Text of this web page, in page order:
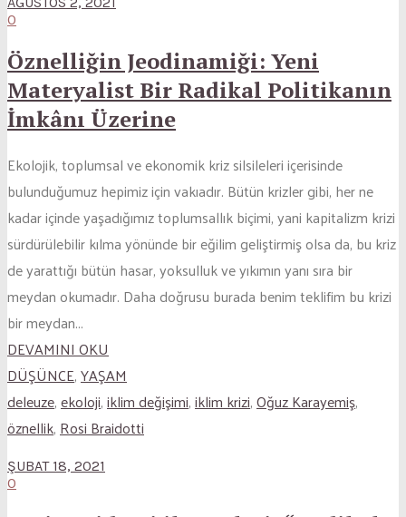
0
Öznelliğin Jeodinamiği: Yeni
Materyalist Bir Radikal Politikanın
İmkânı Üzerine
Ekolojik, toplumsal ve ekonomik kriz silsileleri içerisinde
bulunduğumuz hepimiz için vakıadır. Bütün krizler gibi, her ne
kadar içinde yaşadığımız toplumsallık biçimi, yani kapitalizm krizi
sürdürülebilir kılma yönünde bir eğilim geliştirmiş olsa da, bu kriz
de yarattığı bütün hasar, yoksulluk ve yıkımın yanı sıra bir
meydan okumadır. Daha doğrusu burada benim teklifim bu krizi
bir meydan...
DEVAMINI OKU
DÜŞÜNCE,YAŞAM
deleuze,ekoloji,iklim değişimi,iklim krizi,Oğuz Karayemiş,
öznellik,Rosi Braidotti
ŞUBAT 18, 2021
0